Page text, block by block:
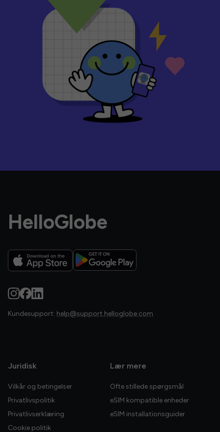
HelloGlobe
Kundesupport: help@support.helloglobe.com
Juridisk
Vilkår og betingelser
Privatlivspolitik
Privatlivserklæring
Cookie politik
Lær mere
Ofte stillede spørgsmål
eSIM kompatible enheder
eSIM installationsguider